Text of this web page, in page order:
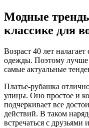
Модные
классике для
Возраст 40 лет
одежды. Поэтому лучше
самые актуальные
Платье-рубашка
улицы. Оно простое и
подчеркивает все
действий. В таком
встречаться с